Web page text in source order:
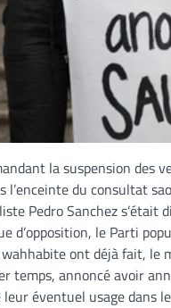
la suspension des
du consultat
Pedro Sanchez s’était
d’opposition, le Parti
ont déjà fait, le
temps, annoncé avoir
éventuel usage dans